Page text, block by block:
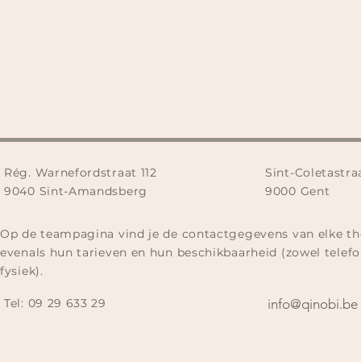
Rég. Warnefordstraat 112
9040 Sint-Amandsberg
Sint-
9000 Gent
Op de teampagina vind je de contactgegevens van elke
evenals hun tarieven en hun beschikbaarheid (zowel
fysiek).
Tel: 09 29 633 29​ info@qinobi.be